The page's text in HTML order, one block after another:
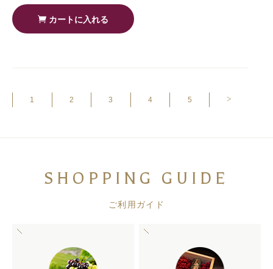
カートに入れる
1 2 3 4 5 >
SHOPPING GUIDE
ご利用ガイド